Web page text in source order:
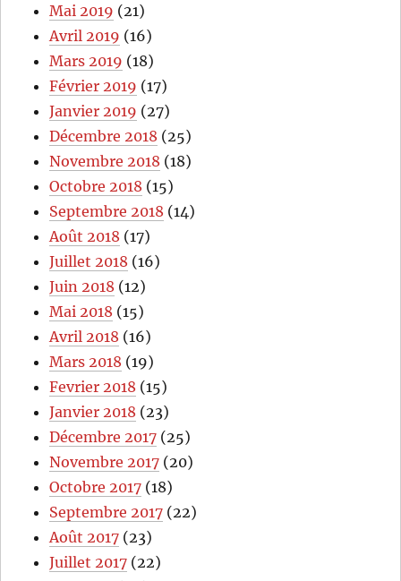
Mai 2019 (21)
Avril 2019 (16)
Mars 2019 (18)
Février 2019 (17)
Janvier 2019 (27)
Décembre 2018 (25)
Novembre 2018 (18)
Octobre 2018 (15)
Septembre 2018 (14)
Août 2018 (17)
Juillet 2018 (16)
Juin 2018 (12)
Mai 2018 (15)
Avril 2018 (16)
Mars 2018 (19)
Fevrier 2018 (15)
Janvier 2018 (23)
Décembre 2017 (25)
Novembre 2017 (20)
Octobre 2017 (18)
Septembre 2017 (22)
Août 2017 (23)
Juillet 2017 (22)